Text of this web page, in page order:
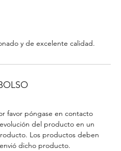
y de excelente calidad.
favor póngase en contacto
del producto en un
Los productos deben
dicho producto.